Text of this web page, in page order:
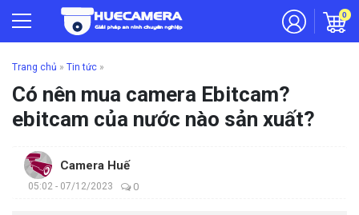
0
Trang chủ » Tin tức »
Có nên mua camera Ebitcam?
ebitcam của nước nào sản xuất?
Camera Huế
05:02 - 07/12/2023 0